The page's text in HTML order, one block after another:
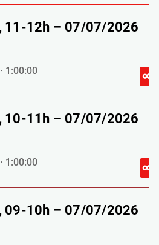
11-12h – 07/07/2026
1:00:00
10-11h – 07/07/2026
1:00:00
09-10h – 07/07/2026